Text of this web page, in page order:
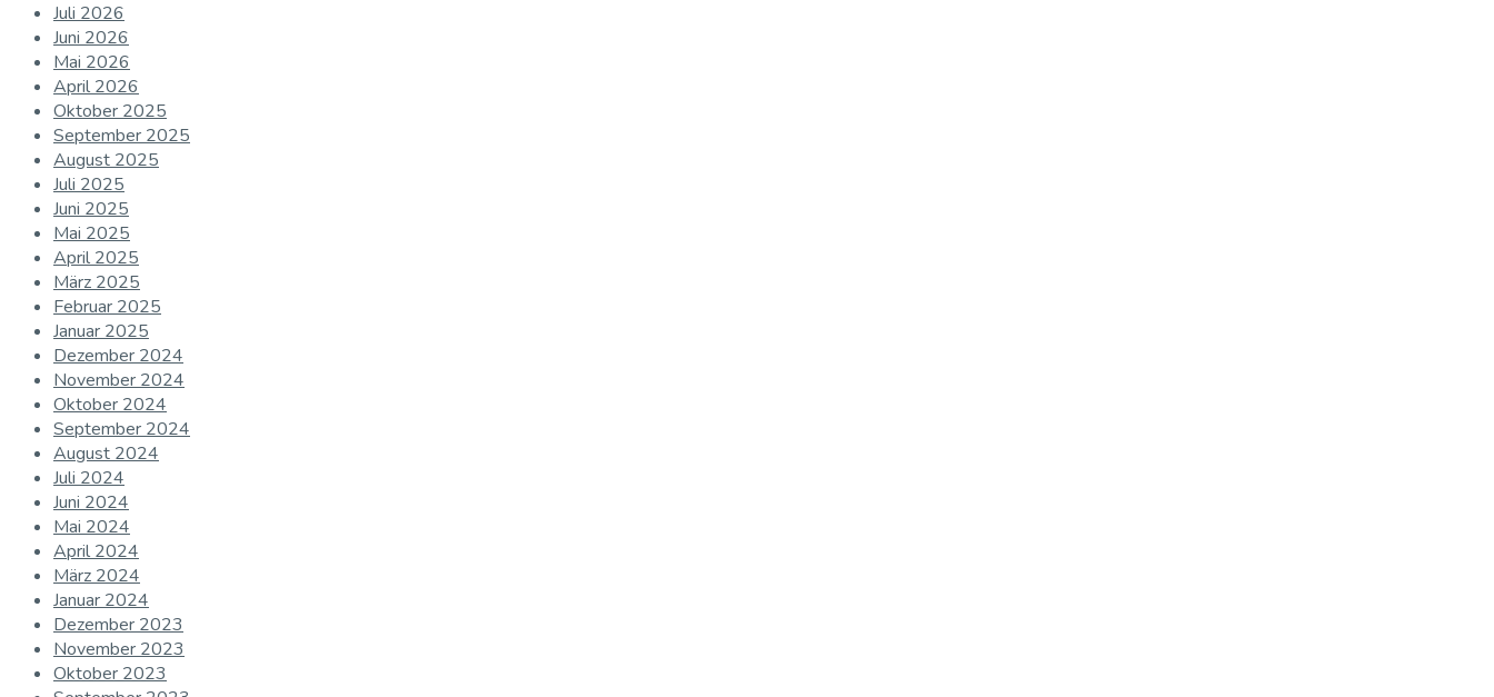
Juli 2026
Juni 2026
Mai 2026
April 2026
Oktober 2025
September 2025
August 2025
Juli 2025
Juni 2025
Mai 2025
April 2025
März 2025
Februar 2025
Januar 2025
Dezember 2024
November 2024
Oktober 2024
September 2024
August 2024
Juli 2024
Juni 2024
Mai 2024
April 2024
März 2024
Januar 2024
Dezember 2023
November 2023
Oktober 2023